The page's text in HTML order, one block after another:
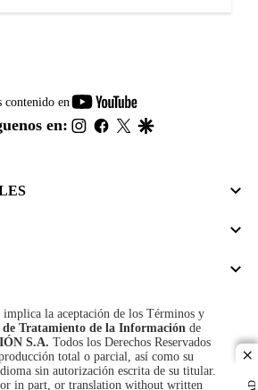
contenido en
youtube-
footer
en: instagram
facebook
twitter
la aceptación de los Términos y
de Tratamiento de la Información de
S.A. Todos los Derechos Reservados
total o parcial, así como su
sin autorización escrita de su titular.
in part, or translation without written